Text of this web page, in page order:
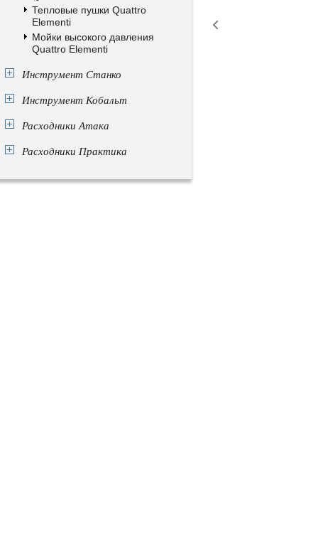
Тепловые пушки Quattro
Elementi
Мойки высокого давления
Quattro Elementi
Инструмент Станко
Инструмент Кобальт
Расходники Атака
Расходники Практика